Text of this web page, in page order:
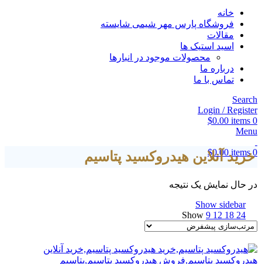
خانه
فروشگاه پارس مهر شیمی شایسته
مقالات
اسید استیک ها
محصولات موجود در انبارها
درباره ما
تماس با ما
Search
Login / Register
0
items
$0.00
Menu
0
items
$0.00
خرید آنلاین هیدروکسید پتاسیم
در حال نمایش یک نتیجه
Show sidebar
Show 9 12 18 24